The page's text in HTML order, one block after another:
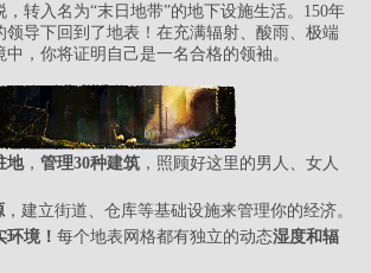
转入名为“末日地带”的地下设施生活。150年
领导下回到了地表！在充满辐射、酸雨、极端
，你将证明自己是一名合格的领袖。
地， 管理30种建筑 ，照顾好这里的男人、女人
，建立街道、仓库等基础设施来管理你的经济。
境！ 每个地表网格都有独立的动态湿度和辐